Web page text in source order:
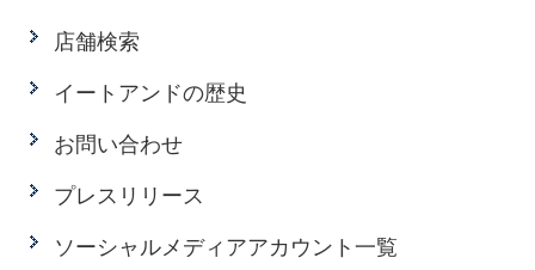
店舗検索
イートアンドの歴史
お問い合わせ
プレスリリース
ソーシャルメディアアカウント一覧